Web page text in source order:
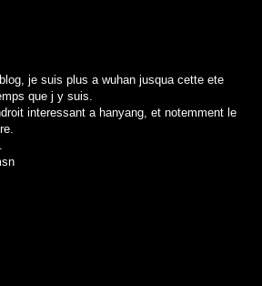
je suis plus a wuhan jusqua cette ete
que j y suis.
interessant a hanyang, et notemment le